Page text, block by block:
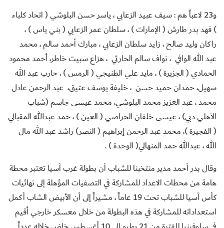
و23 لاعباً هم : سيف عبيد الزعابي ، ياسر حسن البلوشي ( اتحاد كلباء
) فهد بدر طارش ( الإمارات ) ، سلطان عمر الزعابي ( بني ياس ) ،
راكان وليد صالح ، زايد سلطان الزعابي ، مبارك أحمد سالم ، محمد
عبد الله الوافي ، نواف سالم الحارثي ، هزاع سبيت خاطر، أحمد محمود
الحمادي ( الجزيرة ) ، مايد علي الطنيجي ( الرمس ) ، حارب عبد الله
سهيل، حمدان حميد حسن ، خليفة يوسف عتيق، عبد الرحمن عادل
محمد ، عبد العزيز محمد البلوشي، محمد عيسى جاسم (شباب
الأهلي دبي) ، عيسى خلفان الحراصي ( العين ) ، حمد عبدالله المقبالي
( الفجيرة )، محمد عبد الرحمن إبراهيم ( النصر) راشد عبد الله مال
الله ، عبدالله حمد المنهالي( الوحدة ).
وقال بدر أحمد مدير منتخبنا للشباب أن بطولة غرب آسيا تعتبر محطة
هامة من محطات الاعداد للمشاركة في التصفيات المؤهلة إلى نهائيات
كأس آسيا للشباب تحت 19 عاماً ، مشيراً إلى أن الأبيض الشاب أكمل
استعداداته للمشاركة في هذه البطولة من خلال معسكر خارجي أقيم